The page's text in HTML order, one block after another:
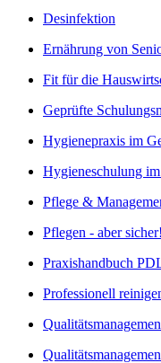
Desinfektion
Ernährung von
Fit für die
Geprüfte
Hygienepraxis im
Hygieneschulung
Pflege &
Pflegen - aber sicher!
Praxishandbuch
Professionell